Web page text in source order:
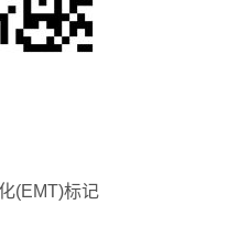
(EMT)标记